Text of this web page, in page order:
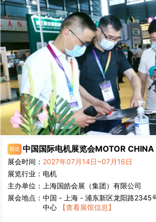
精选 中国国际电机展览会MOTOR CHINA
展会时间： 2027年07月14日~07月16日
展览行业： 电机
主办单位：
上海国皓会展（集团）有限公司
展会地点： 中国 - 上海 - 浦东新区龙阳路2345
中心
【查看展馆信息】